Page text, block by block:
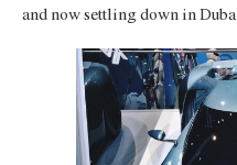
and now settling down in